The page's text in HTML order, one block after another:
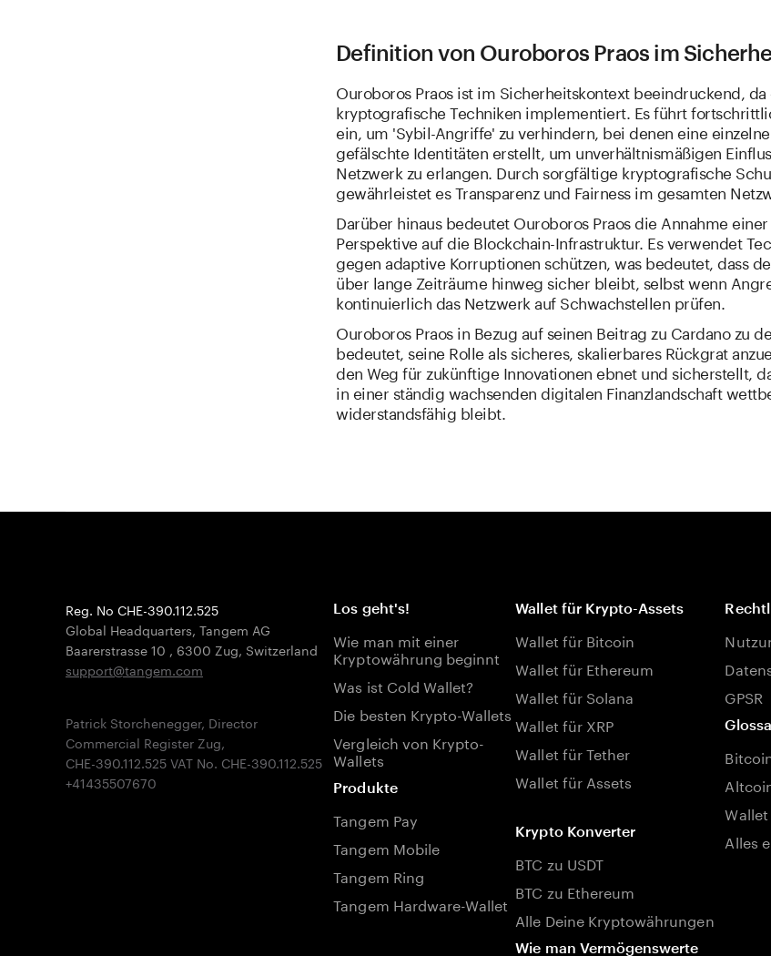
Definition von Ouroboros Praos im
Ouroboros Praos ist im Sicherheitskontext beeindruckend,
kryptografische Techniken implementiert. Es führt
ein, um 'Sybil-Angriffe' zu verhindern, bei denen eine
gefälschte Identitäten erstellt, um unverhältnismäßigen
Netzwerk zu erlangen. Durch sorgfältige kryptografische
gewährleistet es Transparenz und Fairness im gesamten
Darüber hinaus bedeutet Ouroboros Praos die Annahme
Perspektive auf die Blockchain-Infrastruktur. Es verwendet
gegen adaptive Korruptionen schützen, was bedeutet, dass
über lange Zeiträume hinweg sicher bleibt, selbst wenn
kontinuierlich das Netzwerk auf Schwachstellen prüfen.
Ouroboros Praos in Bezug auf seinen Beitrag zu Cardano zu
bedeutet, seine Rolle als sicheres, skalierbares Rückgrat
den Weg für zukünftige Innovationen ebnet und sicherstellt,
in einer ständig wachsenden digitalen Finanzlandschaft
widerstandsfähig bleibt.
Reg. No CHE-390.112.525
Global Headquarters, Tangem AG
Baarerstrasse 10 , 6300 Zug, Switzerland
support@tangem.com
Patrick Storchenegger, Director
Commercial Register Zug,
CHE-390.112.525 VAT No. CHE-390.112.525
Los geht's!
Wie man mit einer
Kryptowährung beginnt
Was ist Cold Wallet?
Die besten Krypto-Wallets
Vergleich von Krypto-
Wallets
Produkte
Tangem Pay
Tangem Mobile
Tangem Ring
Tangem Hardware-Wallet
Wallet für Krypto-Assets
Wallet für Bitcoin
Wallet für Ethereum
Wallet für Solana
Wallet für XRP
Wallet für Tether
Wallet für Assets
Krypto Konverter
BTC zu USDT
BTC zu Ethereum
Alle Deine Kryptowährungen
Wie man Vermögenswerte
GPSR
Alles